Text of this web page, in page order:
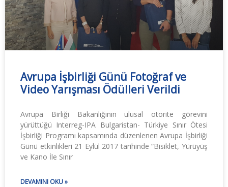
Avrupa İşbirliği Günü Fotoğraf ve
Video Yarışması Ödülleri Verildi
Avrupa Birliği Bakanlığının ulusal otorite görevini
yürüttüğü Interreg-IPA Bulgaristan- Türkiye Sınır Ötesi
İşbirliği Programı kapsamında düzenlenen Avrupa İşbirliği
Günü etkinlikleri 21 Eylül 2017 tarihinde “Bisiklet, Yürüyüş
ve Kano İle Sınır
DEVAMINI OKU »